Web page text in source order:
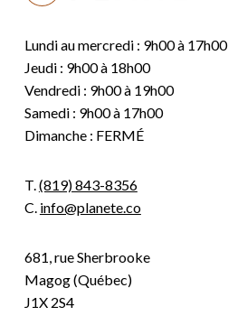
Lundi au mercredi : 9h00 à 17h00
Jeudi : 9h00 à 18h00
Vendredi : 9h00 à 19h00
Samedi : 9h00 à 17h00
Dimanche : FERMÉ
T.(819) 843-8356
C. info@planete.co
681, rue Sherbrooke
Magog (Québec)
J1X 2S4